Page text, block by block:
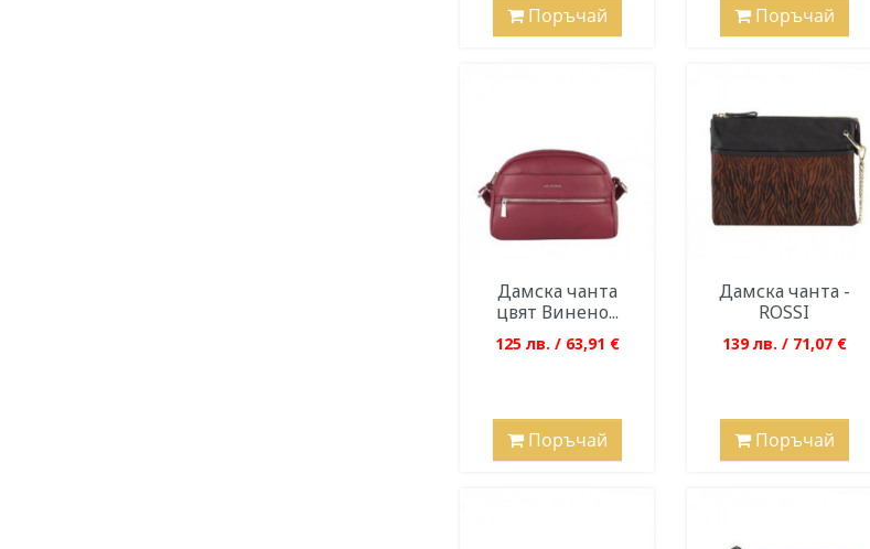
Поръчай Поръчай
Дамска чанта
цвят Винено...
125 лв. / 63,91 €
Поръчай
Дамска чанта -
ROSSI
139 лв. / 71,07 €
Поръчай